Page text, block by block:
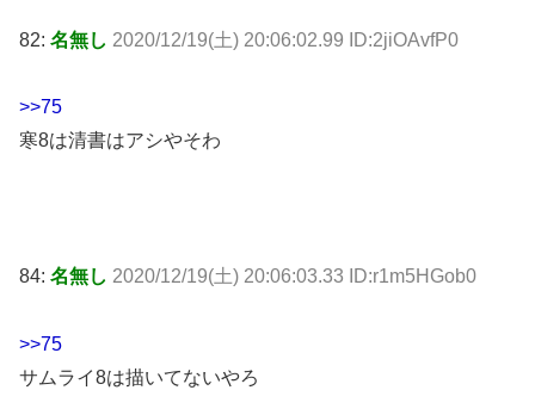
82: 名無し 2020/12/19(土) 20:06:02.99 ID:2jiOAvfP0
>>75
寒8は清書はアシやそわ
84: 名無し 2020/12/19(土) 20:06:03.33 ID:r1m5HGob0
>>75
サムライ8は描いてないやろ